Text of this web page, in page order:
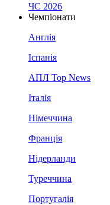
ЧС 2026
Чемпіонати
Англія
Іспанія
АПЛ Top News
Італія
Німеччина
Франція
Нідерланди
Туреччина
Португалія